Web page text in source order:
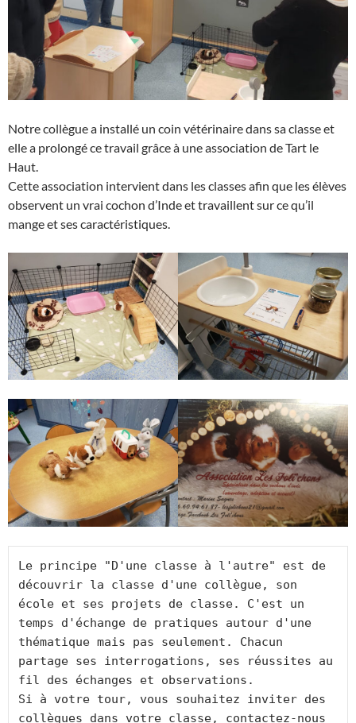
Notre collègue a installé un coin vétérinaire dans sa classe et
elle a prolongé ce travail grâce à une association de Tart le
Haut.
Cette association intervient dans les classes afin que les élèves
observent un vrai cochon d’Inde et travaillent sur ce qu’il
mange et ses caractéristiques.
Le principe "D'une classe à l'autre" est de
découvrir la classe d'une collègue, son
école et ses projets de classe. C'est un
temps d'échange de pratiques autour d'une
thématique mais pas seulement. Chacun
partage ses interrogations, ses réussites au
fil des échanges et observations.
Si à votre tour, vous souhaitez inviter des